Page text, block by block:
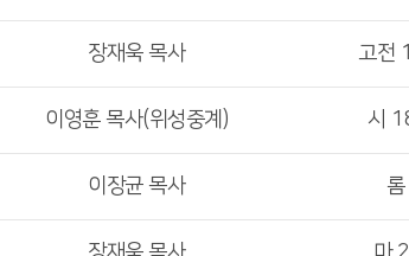
장재욱 목사 고전
이영훈 목사(위성중계) 시
이장균 목사